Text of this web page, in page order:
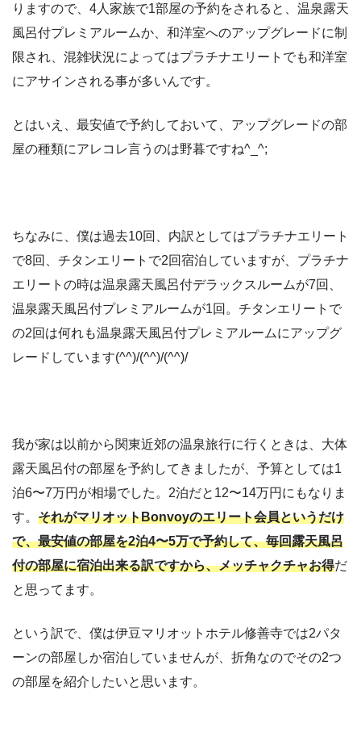
りますので、4人家族で1部屋の予約をされると、温泉露天
風呂付プレミアルームか、和洋室へのアップグレードに制
限され、混雑状況によってはプラチナエリートでも和洋室
にアサインされる事が多いんです。
とはいえ、最安値で予約しておいて、アップグレードの部
屋の種類にアレコレ言うのは野暮ですね^_^;
ちなみに、僕は過去10回、内訳としてはプラチナエリート
で8回、チタンエリートで2回宿泊していますが、プラチナ
エリートの時は温泉露天風呂付デラックスルームが7回、
温泉露天風呂付プレミアルームが1回。チタンエリートで
の2回は何れも温泉露天風呂付プレミアルームにアップグ
レードしています(^^)/(^^)/(^^)/
我が家は以前から関東近郊の温泉旅行に行くときは、大体
露天風呂付の部屋を予約してきましたが、予算としては1
泊6〜7万円が相場でした。2泊だと12〜14万円にもなりま
す。 それがマリオットBonvoyのエリート会員というだけ
で、最安値の部屋を2泊4〜5万で予約して、毎回露天風呂
付の部屋に宿泊出来る訳ですから、メッチャクチャお得だ
と思ってます。
という訳で、僕は伊豆マリオットホテル修善寺では2パタ
ーンの部屋しか宿泊していませんが、折角なのでその2つ
の部屋を紹介したいと思います。